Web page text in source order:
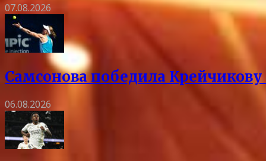
07.08.2026
Самсонова победила
06.08.2026